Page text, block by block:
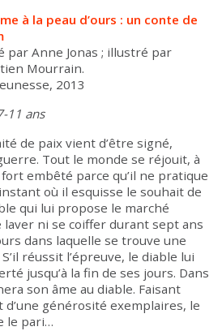
à la peau d’ours : un conte de
par Anne Jonas ; illustré par
Mourrain.
2013
11 ans
de paix vient d’être signé,
Tout le monde se réjouit, à
fort embêté parce qu’il ne pratique
où il esquisse le souhait de
qui lui propose le marché
ni se coiffer durant sept ans
dans laquelle se trouve une
réussit l’épreuve, le diable lui
jusqu’à la fin de ses jours. Dans
son âme au diable. Faisant
d’une générosité exemplaires, le
le pari…